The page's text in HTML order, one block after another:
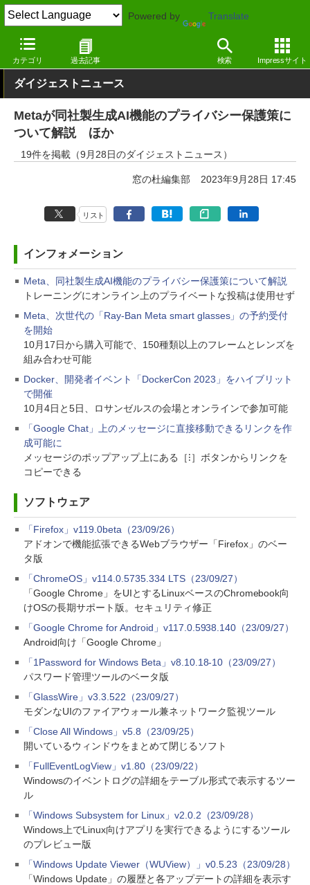
Powered by Translate
カテゴリ 過去記事 検索 Impressサイト
窓の杜 その他の話題 アップデート
ダイジェストニュース
Metaが同社製生成AI機能のプライバシー保護策に
ついて解説 ほか
19件を掲載（9月28日のダイジェストニュース）
窓の杜編集部 2023年9月28日 17:45
リスト
インフォメーション
Meta、同社製生成AI機能のプライバシー保護策について解説
トレーニングにオンライン上のプライベートな投稿は使用せず
Meta、次世代の「Ray-Ban Meta smart glasses」の予約受付
を開始
10月17日から購入可能で、150種類以上のフレームとレンズを
組み合わせ可能
Docker、開発者イベント「DockerCon 2023」をハイブリット
で開催
10月4日と5日、ロサンゼルスの会場とオンラインで参加可能
「Google Chat」上のメッセージに直接移動できるリンクを作
成可能に
メッセージのポップアップ上にある［⁝］ボタンからリンクを
コピーできる
ソフトウェア
「Firefox」v119.0beta（23/09/26）
アドオンで機能拡張できるWebブラウザー「Firefox」のベー
タ版
「ChromeOS」v114.0.5735.334 LTS（23/09/27）
「Google Chrome」をUIとするLinuxベースのChromebook向
けOSの長期サポート版。セキュリティ修正
「Google Chrome for Android」v117.0.5938.140（23/09/27）
Android向け「Google Chrome」
「1Password for Windows Beta」v8.10.18-10（23/09/27）
パスワード管理ツールのベータ版
「GlassWire」v3.3.522（23/09/27）
モダンなUIのファイアウォール兼ネットワーク監視ツール
「Close All Windows」v5.8（23/09/25）
開いているウィンドウをまとめて閉じるソフト
「FullEventLogView」v1.80（23/09/22）
Windowsのイベントログの詳細をテーブル形式で表示するツー
ル
「Windows Subsystem for Linux」v2.0.2（23/09/28）
Windows上でLinux向けアプリを実行できるようにするツール
のプレビュー版
「Windows Update Viewer（WUView）」v0.5.23（23/09/28）
「Windows Update」の履歴と各アップデートの詳細を表示す